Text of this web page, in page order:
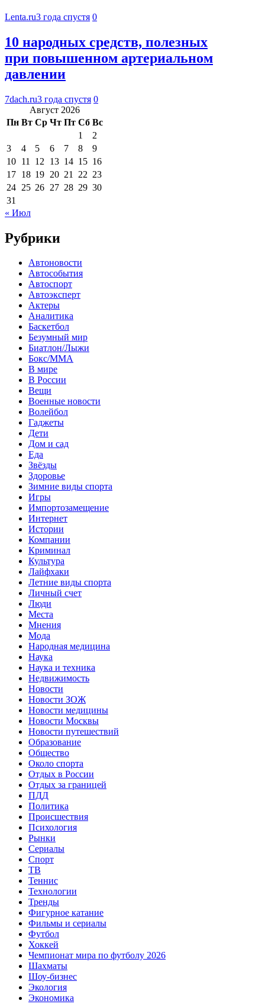
Lenta.ru3 года спустя 0
10 народных средств, полезных
при повышенном артериальном
давлении
7dach.ru3 года спустя 0
Август 2026
Пн Вт Ср Чт Пт Сб Вс
1
2
3
4 5 6 7 8
9
10 11 12 13 14 15 16
17 18 19 20 21 22 23
24 25 26 27 28 29 30
31
« Июл
Рубрики
Автоновости
Автособытия
Автоспорт
Автоэксперт
Актеры
Аналитика
Баскетбол
Безумный мир
Биатлон/Лыжи
Бокс/MMA
В мире
В России
Вещи
Военные новости
Волейбол
Гаджеты
Дети
Дом и сад
Еда
Звёзды
Здоровье
Зимние виды спорта
Игры
Импортозамещение
Интернет
Истории
Компании
Криминал
Культура
Лайфхаки
Летние виды спорта
Личный счет
Люди
Места
Мнения
Мода
Народная медицина
Наука
Наука и техника
Недвижимость
Новости
Новости ЗОЖ
Новости медицины
Новости Москвы
Новости путешествий
Образование
Общество
Около спорта
Отдых в России
Отдых за границей
ПДД
Политика
Происшествия
Психология
Рынки
Сериалы
Спорт
ТВ
Теннис
Технологии
Тренды
Фигурное катание
Фильмы и сериалы
Футбол
Хоккей
Чемпионат мира по футболу 2026
Шахматы
Шоу-бизнес
Экология
Экономика